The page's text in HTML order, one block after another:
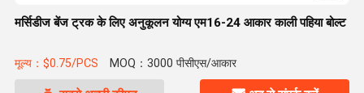
मर्सिडीज बेंज ट्रक के लिए अनुकूलन योग्य एम16-24 आकार काली पहिया बोल्ट
मूल्य：$0.75/PCS MOQ：3000 पीसीएस/आकार